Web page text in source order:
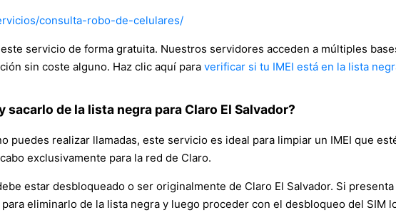
consulta-robo-de-celulares/
servicio de forma gratuita. Nuestros servidores acceden a múltiples
sin coste alguno. Haz clic aquí para verificar si tu IMEI está en la lista
sacarlo de la lista negra para Claro El Salvador?
puedes realizar llamadas, este servicio es ideal para limpiar un IMEI que
exclusivamente para la red de Claro.
estar desbloqueado o ser originalmente de Claro El Salvador. Si
eliminarlo de la lista negra y luego proceder con el desbloqueo del SIM